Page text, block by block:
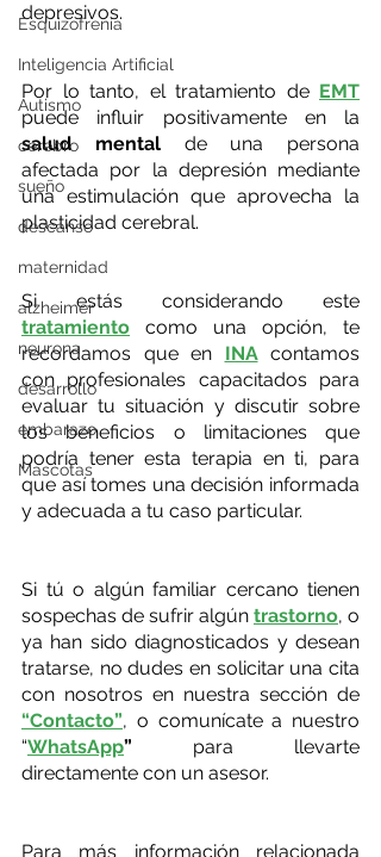
Esquizofrenia
Inteligencia Artificial
Autismo
cerebro
sueño
descanso
maternidad
alzheimer
neurona
desarrollo
embarazo
Mascotas
depresivos.
Por lo tanto, el tratamiento de EMT
salud mental de una persona
afectada por la depresión mediante
una estimulación que aprovecha la
plasticidad cerebral.
tratamiento como una opción, te
recordamos que en INA contamos
con profesionales capacitados para
evaluar tu situación y discutir sobre
los beneficios o limitaciones que
podría tener esta terapia en ti, para
que así tomes una decisión informada
y adecuada a tu caso particular.
Si tú o algún familiar cercano tienen
sospechas de sufrir algún trastorno, o
ya han sido diagnosticados y desean
tratarse, no dudes en solicitar una cita
con nosotros en nuestra sección de
“Contacto”, o comunícate a nuestro
“WhatsApp” para llevarte
directamente con un asesor.
Para más información relacionada